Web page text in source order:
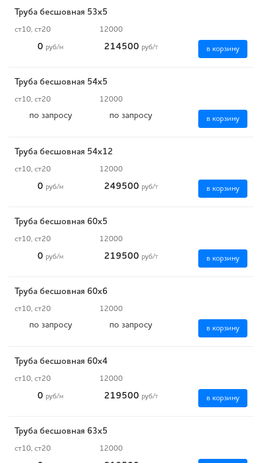
Труба бесшовная 53х5
ст10, ст20 12000
0 руб/м 214500 руб/т в корзину
Труба бесшовная 54х5
ст10, ст20 12000
по запросу по запросу в корзину
Труба бесшовная 54х12
ст10, ст20 12000
0 руб/м 249500 руб/т в корзину
Труба бесшовная 60х5
ст10, ст20 12000
0 руб/м 219500 руб/т в корзину
Труба бесшовная 60х6
ст10, ст20 12000
по запросу по запросу в корзину
Труба бесшовная 60х4
ст10, ст20 12000
0 руб/м 219500 руб/т в корзину
Труба бесшовная 63х5
ст10, ст20 12000